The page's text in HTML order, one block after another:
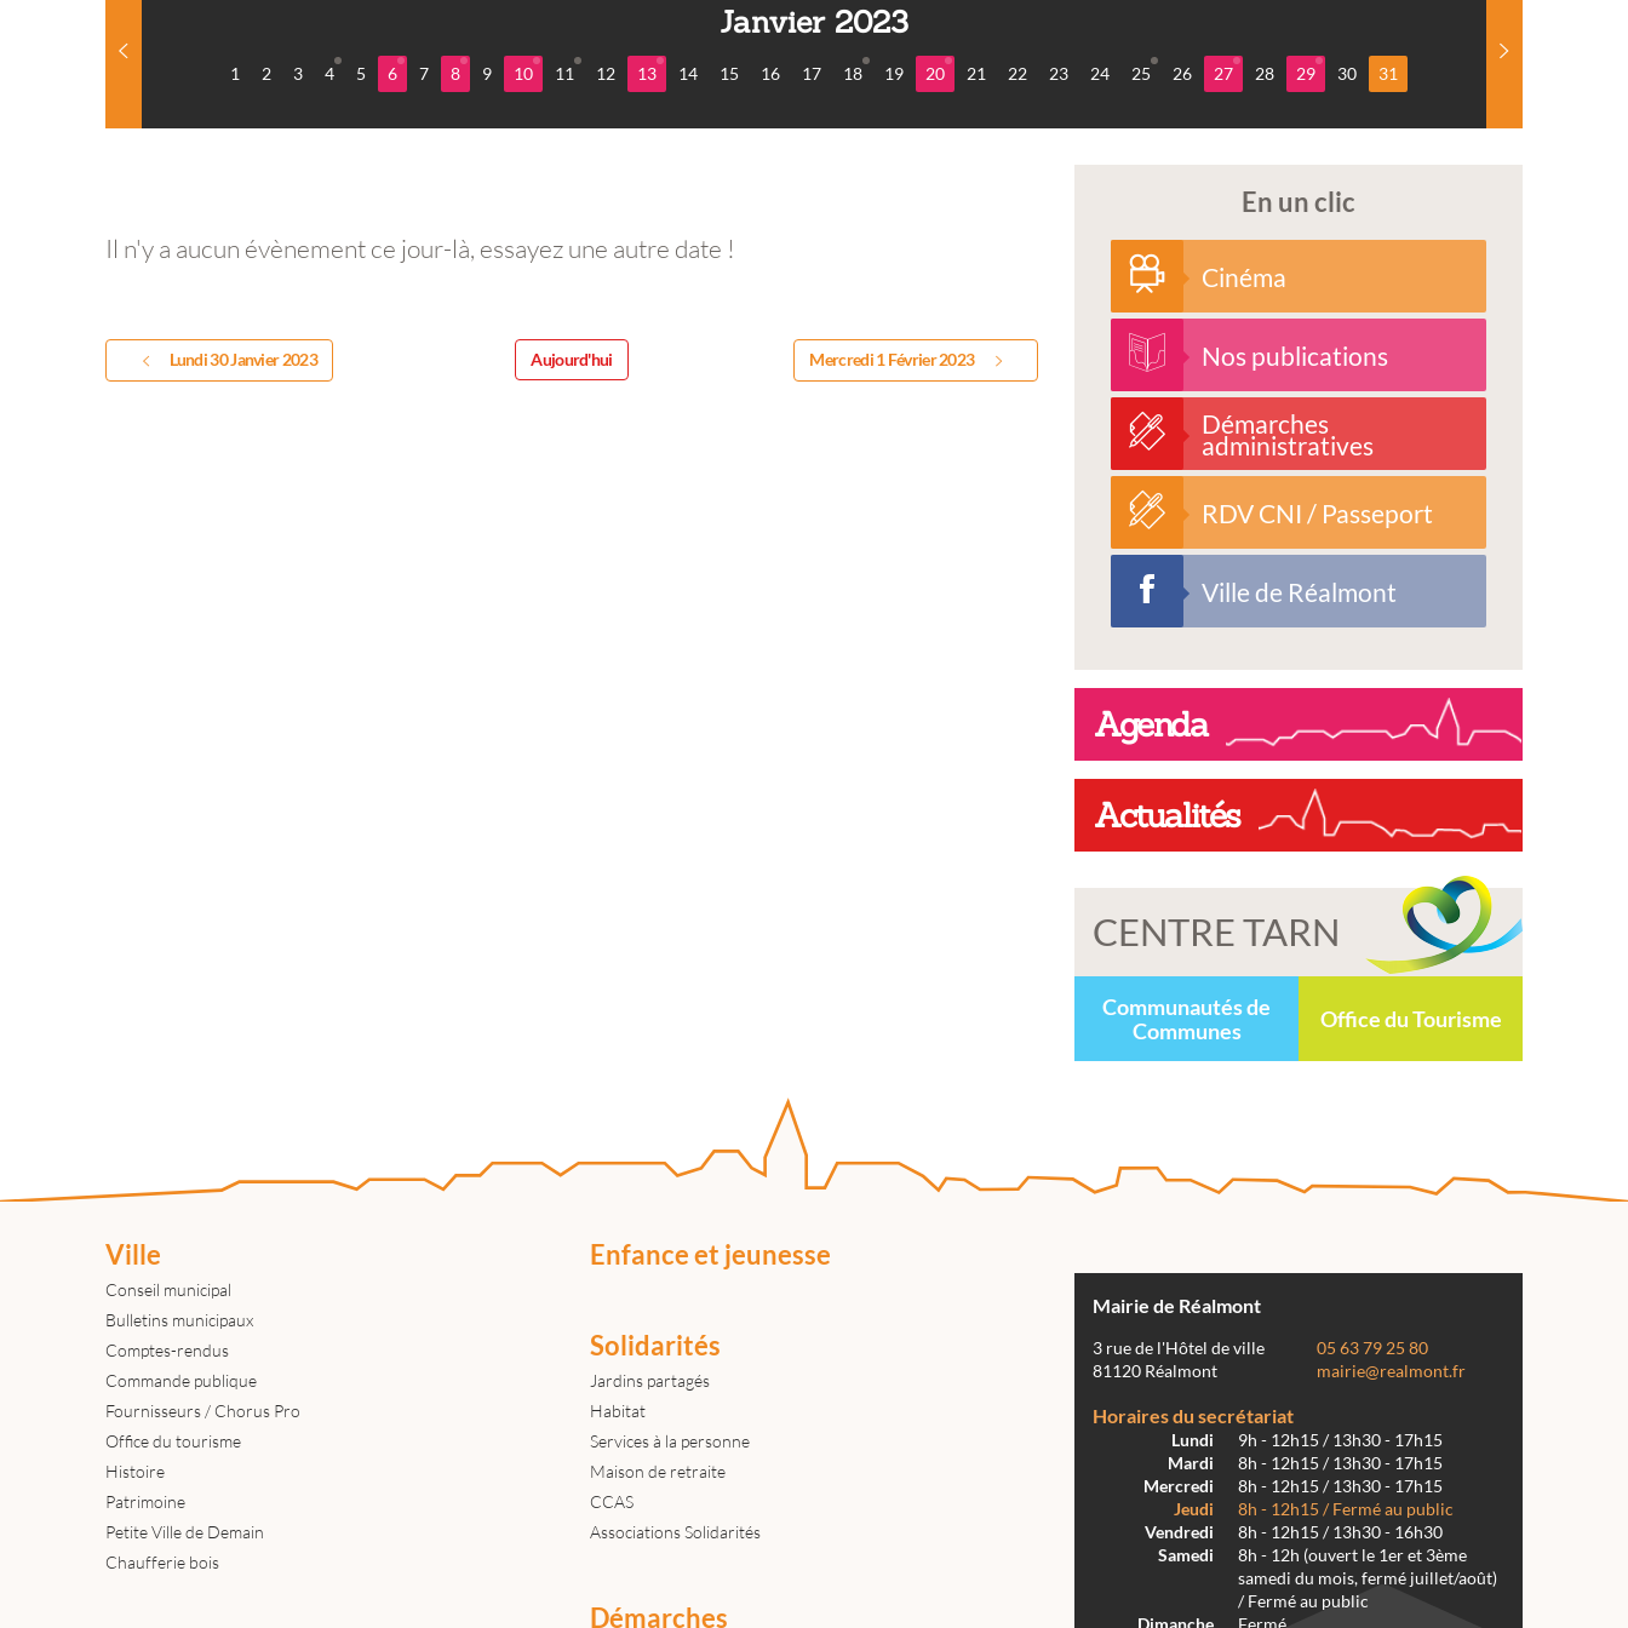
Janvier 2023
1 2 3 4 5 6 7 8 9 10 11 12 13 14 15 16 17 18 19 20 21 22 23 24 25 26 27 28 29 30 31
Il n'y a aucun évènement ce jour-là, essayez une autre date !
Lundi 30 Janvier 2023 Aujourd'hui Mercredi 1 Février 2023
En un clic
Cinéma
Nos publications
Démarches
administratives
RDV CNI / Passeport
Ville de Réalmont
Agenda
Actualités
CENTRE TARN
Communautés de
Communes
Office du Tourisme
Ville
Conseil municipal
Bulletins municipaux
Comptes-rendus
Commande publique
Fournisseurs / Chorus Pro
Office du tourisme
Histoire
Patrimoine
Petite Ville de Demain
Chaufferie bois
Enfance et jeunesse
Solidarités
Jardins partagés
Habitat
Services à la personne
Maison de retraite
CCAS
Associations Solidarités
Démarches
Mairie de Réalmont
3 rue de l'Hôtel de ville
81120 Réalmont
05 63 79 25 80
mairie@realmont.fr
Horaires du secrétariat
Lundi
9h - 12h15 / 13h30 - 17h15
Mardi
8h - 12h15 / 13h30 - 17h15
Mercredi
8h - 12h15 / 13h30 - 17h15
Jeudi
8h - 12h15 / Fermé au public
Vendredi
8h - 12h15 / 13h30 - 16h30
Samedi
8h - 12h (ouvert le 1er et 3ème
samedi du mois, fermé juillet/août)
/ Fermé au public
Dimanche
Fermé